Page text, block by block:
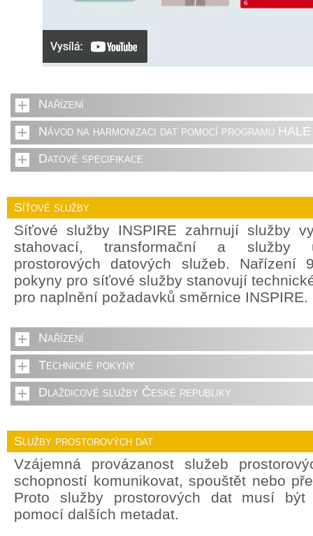
Nařízení
Návod na harmonizaci dat pomocí programu
Datové specifikace
Síťové služby
Síťové služby INSPIRE zahrnují služby
stahovací, transformační a služby
prostorových datových služeb. Nařízení
pokyny pro síťové služby stanovují
pro naplnění požadavků směrnice INSPIRE.
Nařízení
Technické pokyny
Dlaždicové služby České republiky
Služby prostorových dat
Vzájemná provázanost služeb
schopností komunikovat, spouštět nebo
Proto služby prostorových dat musí být
pomocí dalších metadat.